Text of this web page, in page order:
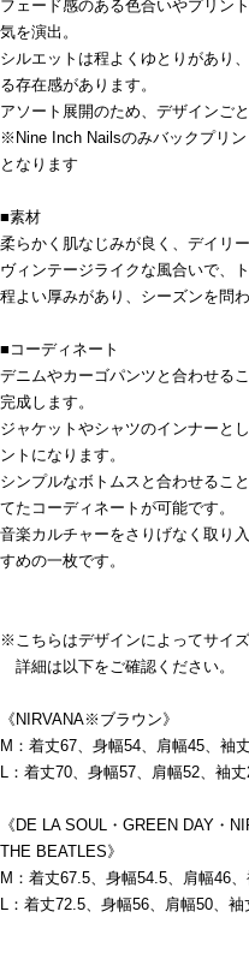
フェード感のある色合いやプリン
気を演出。
シルエットは程よくゆとりがあり
る存在感があります。
アソート展開のため、デザインご
※Nine Inch Nailsのみバックプリ
となります
■素材
柔らかく肌なじみが良く、デイリ
ヴィンテージライクな風合いで、
程よい厚みがあり、シーズンを問
■コーディネート
デニムやカーゴパンツと合わせる
完成します。
ジャケットやシャツのインナーと
ントになります。
シンプルなボトムスと合わせるこ
てたコーディネートが可能です。
音楽カルチャーをさりげなく取り
すめの一枚です。
※こちらはデザインによってサイ
詳細は以下をご確認ください。
《NIRVANA※ブラウン》
M：着丈67、身幅54、肩幅45、袖
L：着丈70、身幅57、肩幅52、袖
《DE LA SOUL・GREEN DAY・
THE BEATLES》
M：着丈67.5、身幅54.5、肩幅46
L：着丈72.5、身幅56、肩幅50、袖